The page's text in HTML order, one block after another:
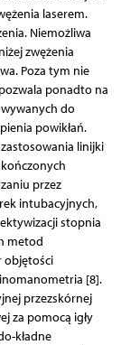
laserem.
Niemożliwa
zwężenia
Poza tym nie
ponadto na
do
powikłań.
linijki
przez
intubacyjnych,
stopnia
metod
objętości
[8].
przezskórnej
za pomocą igły
kładne